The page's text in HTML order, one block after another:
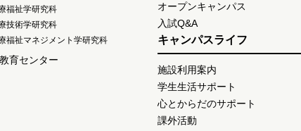
福祉学研究科
技術学研究科
福祉マネジメント学研究科
育センター
オープンキャンパス
入試Q&A
キャンパスライフ
施設利用案内
学生生活サポート
心とからだのサポート
課外活動